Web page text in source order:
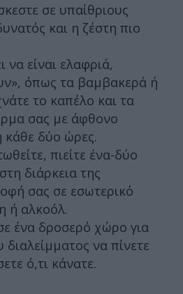
σε υπαίθριους
και η ζέστη πιο
είναι ελαφριά,
όπως τα βαμβακερά ή
το καπέλο και τα
σας με άφθονο
κάθε δύο ώρες.
πιείτε ένα-δύο
διάρκεια της
σας σε εσωτερικό
ή αλκοόλ.
ένα δροσερό χώρο για
να πίνετε
ό,τι κάνατε.